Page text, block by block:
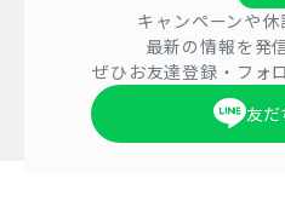
キャンペーンや
最新の情報を発
ぜひお友達登録・フォ
友だ